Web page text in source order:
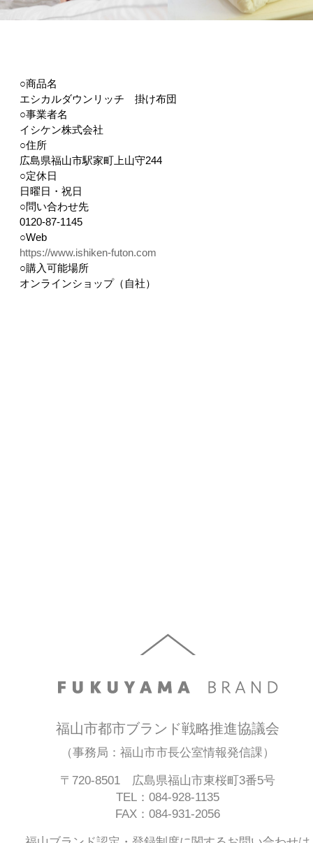
○商品名
エシカルダウンリッチ 掛け布団
○事業者名
イシケン株式会社
○住所
広島県福山市駅家町上山守244
○定休日
日曜日・祝日
○問い合わせ先
0120-87-1145
○Web
https://www.ishiken-futon.com
○購入可能場所
オンラインショップ（自社）
福山市都市ブランド戦略推進協議会
（事務局：福山市市長公室情報発信課）
〒720-8501 広島県福山市東桜町3番5号
TEL：084-928-1135
FAX：084-931-2056